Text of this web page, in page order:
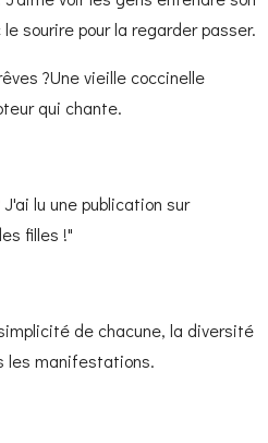
sourire pour la regarder passer.
?Une vieille coccinelle
qui chante.
J'ai lu une publication sur
filles !"
de chacune, la diversité
les manifestations.